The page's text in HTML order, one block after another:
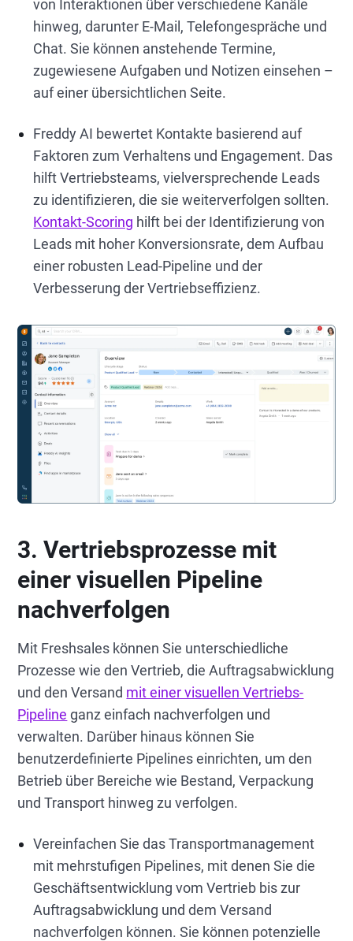
von Interaktionen über verschiedene Kanäle
hinweg, darunter E-Mail, Telefongespräche und
Chat. Sie können anstehende Termine,
zugewiesene Aufgaben und Notizen einsehen –
auf einer übersichtlichen Seite.
Freddy AI bewertet Kontakte basierend auf
Faktoren zum Verhaltens und Engagement. Das
hilft Vertriebsteams, vielversprechende Leads
zu identifizieren, die sie weiterverfolgen sollten.
Kontakt-Scoring hilft bei der Identifizierung von
Leads mit hoher Konversionsrate, dem Aufbau
einer robusten Lead-Pipeline und der
Verbesserung der Vertriebseffizienz.
3. Vertriebsprozesse mit
einer visuellen Pipeline
nachverfolgen
Mit Freshsales können Sie unterschiedliche
Prozesse wie den Vertrieb, die Auftragsabwicklung
und den Versand mit einer visuellen Vertriebs-
Pipeline ganz einfach nachverfolgen und
verwalten. Darüber hinaus können Sie
benutzerdefinierte Pipelines einrichten, um den
Betrieb über Bereiche wie Bestand, Verpackung
und Transport hinweg zu verfolgen.
Vereinfachen Sie das Transportmanagement
mit mehrstufigen Pipelines, mit denen Sie die
Geschäftsentwicklung vom Vertrieb bis zur
Auftragsabwicklung und dem Versand
nachverfolgen können. Sie können potenzielle